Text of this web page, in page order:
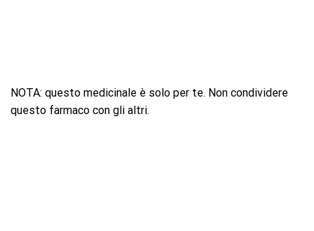
NOTA: questo medicinale è solo per te. Non condividere
questo farmaco con gli altri.